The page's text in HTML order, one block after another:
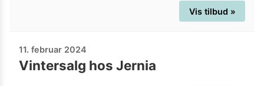
Vis tilbud »
11. februar 2024
Vintersalg hos Jernia